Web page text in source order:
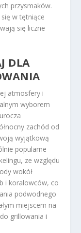
przysmaków.
w tętniące
się liczne
DLA
atmosfery i
wyborem
zachód od
wyjątkową
popularne
ze względu
wokół
i koralowców, co
podwodnego
miejscem na
grillowania i